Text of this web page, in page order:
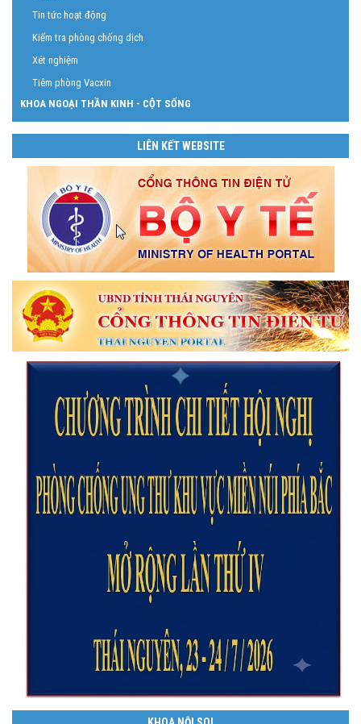
Tin tức hoạt động
Kiểm tra phòng chống dịch
Xét nghiệm
Tiêm phòng Vacxin
KHOA NGOẠI THẦN KINH - CỘT SỐNG
LIÊN KẾT WEBSITE